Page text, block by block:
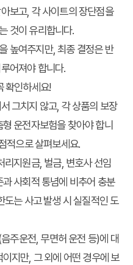
보고, 각 사이트의 장단점을
것이 유리합니다.
높여주지만, 최종 결정은 반
어져야 합니다.
확인하세요!
그치지 않고, 각 상품의 보장
형 운전자보험을 찾아야 합니
적으로 살펴보세요.
리지원금, 벌금, 변호사 선임
사회적 통념에 비추어 충분
도는 사고 발생 시 실질적인 도
주운전, 무면허 운전 등)에 대
지만, 그 외에 어떤 경우에 보